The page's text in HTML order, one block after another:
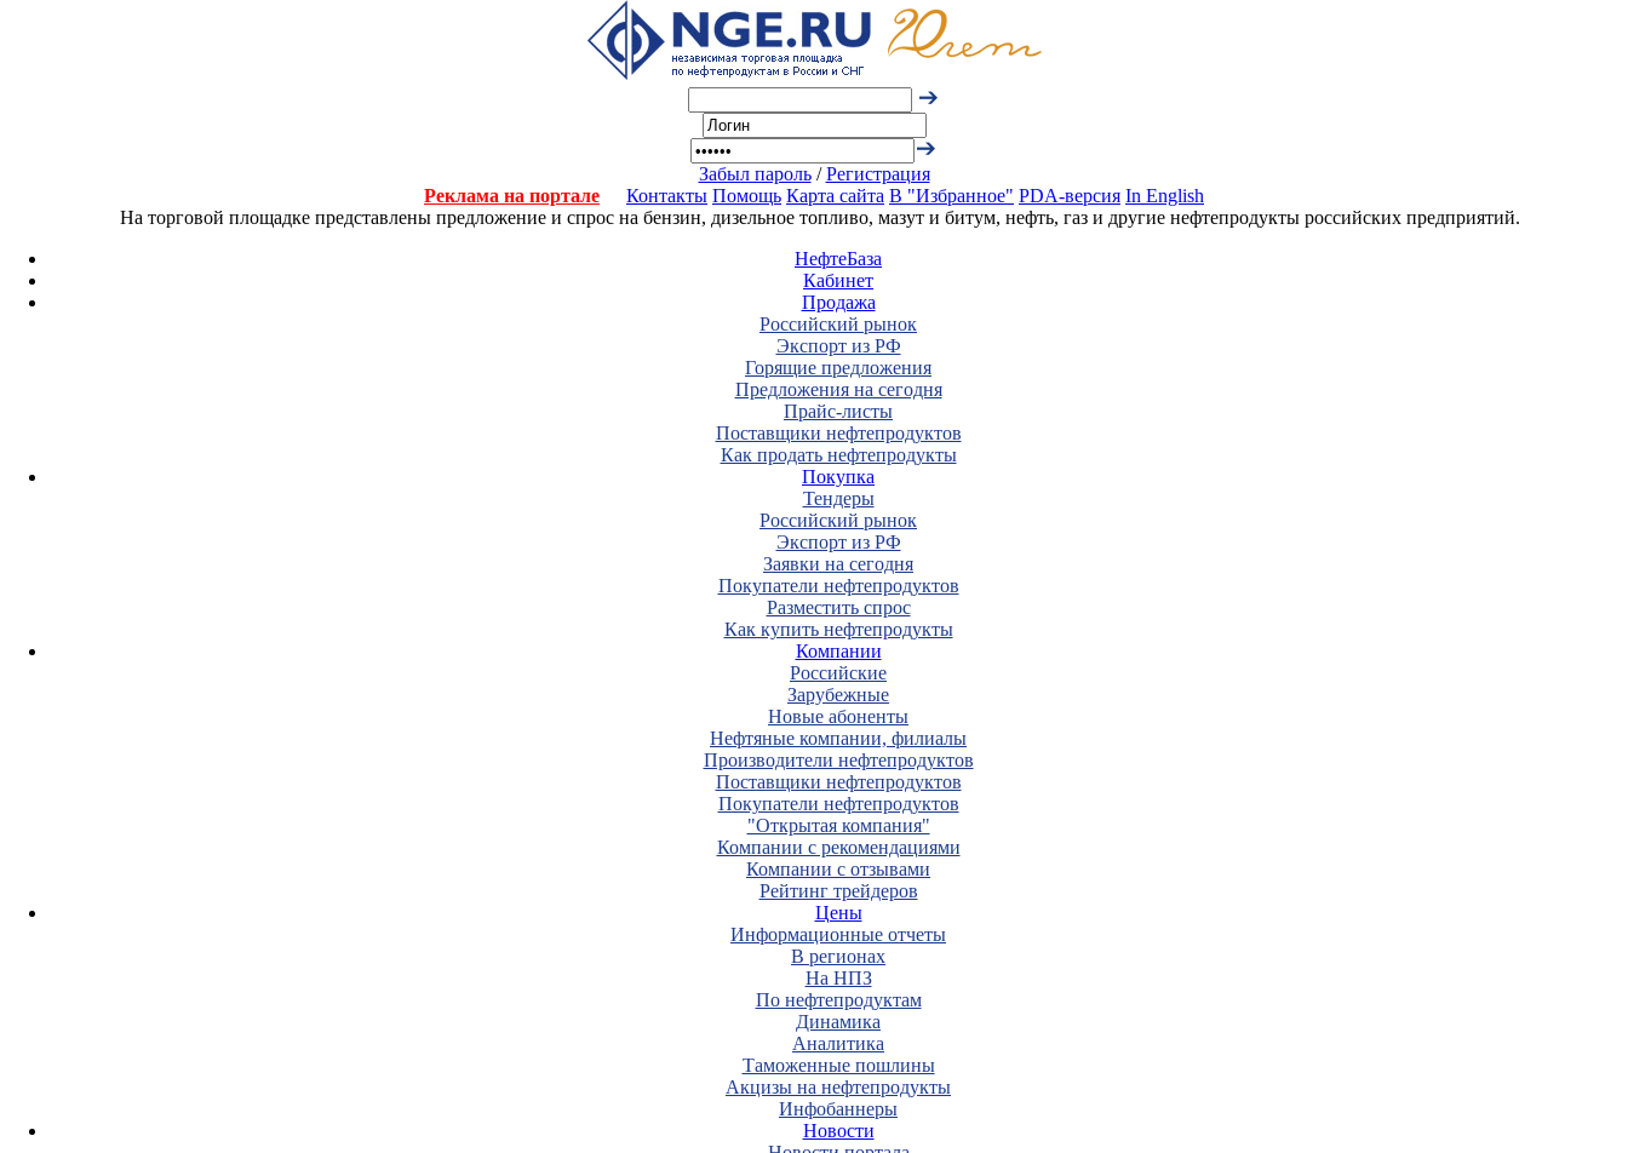
Забыл пароль/Регистрация
Реклама на портале
Контакты Помощь Карта сайта В "Избранное" PDA-версия In English
На торговой площадке представлены предложение и спрос на бензин, дизельное топливо, мазут и битум, нефть, газ и другие нефтепродукты российских предприятий.
НефтеБаза
Кабинет
Продажа
Российский рынок
Экспорт из РФ
Горящие предложения
Предложения на сегодня
Прайс-листы
Поставщики нефтепродуктов
Как продать нефтепродукты
Покупка
Тендеры
Российский рынок
Экспорт из РФ
Заявки на сегодня
Покупатели нефтепродуктов
Разместить спрос
Как купить нефтепродукты
Компании
Российские
Зарубежные
Новые абоненты
Нефтяные компании, филиалы
Производители нефтепродуктов
Поставщики нефтепродуктов
Покупатели нефтепродуктов
"Открытая компания"
Компании с рекомендациями
Компании с отзывами
Рейтинг трейдеров
Цены
Информационные отчеты
В регионах
На НПЗ
По нефтепродуктам
Динамика
Аналитика
Таможенные пошлины
Акцизы на нефтепродукты
Инфобаннеры
Новости